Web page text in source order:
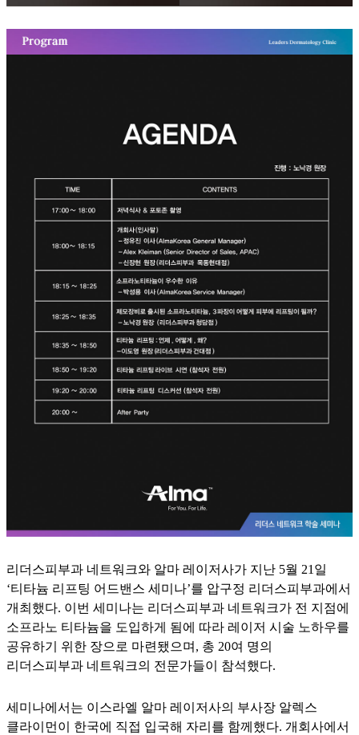
리더스피부과 네트워크와 알마 레이저사가 지난 5월 21일
‘티타늄 리프팅 어드밴스 세미나’를 압구정 리더스피부과에서
개최했다. 이번 세미나는 리더스피부과 네트워크가 전 지점에
소프라노 티타늄을 도입하게 됨에 따라 레이저 시술 노하우를
공유하기 위한 장으로 마련됐으며, 총 20여 명의
리더스피부과 네트워크의 전문가들이 참석했다.
세미나에서는 이스라엘 알마 레이저사의 부사장 알렉스
클라이먼이 한국에 직접 입국해 자리를 함께했다. 개회사에서